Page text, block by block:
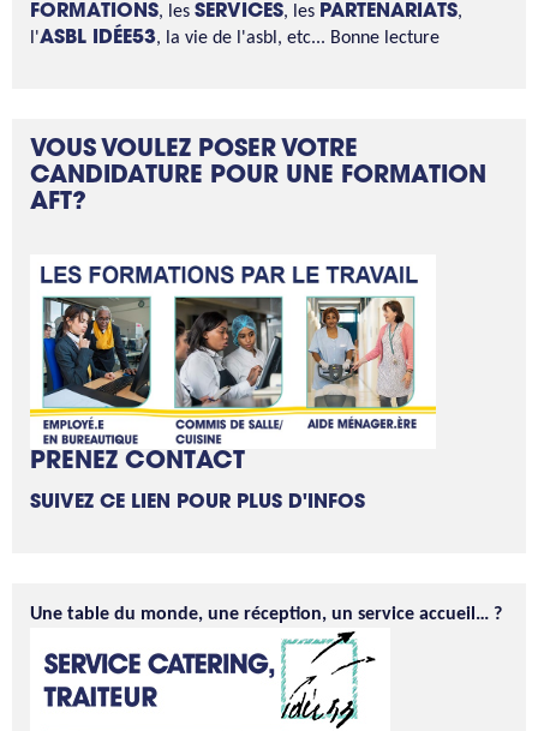
FORMATIONS, les SERVICES, les PARTENARIATS,
l'ASBL IDÉE53, la vie de l'asbl, etc... Bonne lecture
VOUS VOULEZ POSER VOTRE
CANDIDATURE POUR UNE FORMATION
AFT?
PRENEZ CONTACT
SUIVEZ CE LIEN POUR PLUS D'INFOS
Une table du monde, une réception, un service accueil… ?